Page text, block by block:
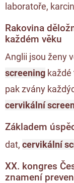
laboratoře,
Rakovina
každém věku
Anglii jsou ženy
screening každé
pak zvány
cervikální
Základem
dat, cervikální
XX. kongres
znamení